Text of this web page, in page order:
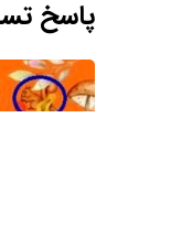
پاسخ تست